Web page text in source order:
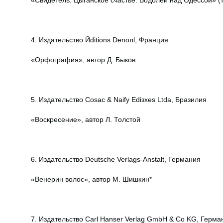
4. Издательство Йditions Denoлl, Франция
«Орфография», автор Д. Быков
5. Издательство Cosac & Naify Ediзхes Ltda, Бразилия
«Воскресение», автор Л. Толстой
6. Издательство Deutsche Verlags-Anstalt, Германия
«Венерин волос», автор М. Шишкин*
7. Издательство Carl Hanser Verlag GmbH & Co KG,